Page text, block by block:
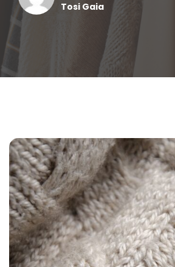
Tosi Gaia